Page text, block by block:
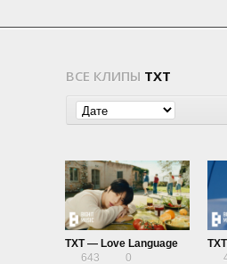
ВСЕ КЛИПЫ TXT
TXT — Love Language
643
0